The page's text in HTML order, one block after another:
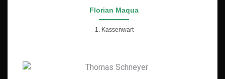
Florian Maqua
1. Kassenwart